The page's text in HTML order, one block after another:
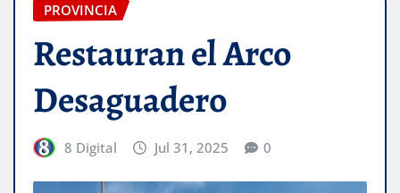
PROVINCIA
Restauran el Arco
Desaguadero
8 Digital Jul 31, 2025 0